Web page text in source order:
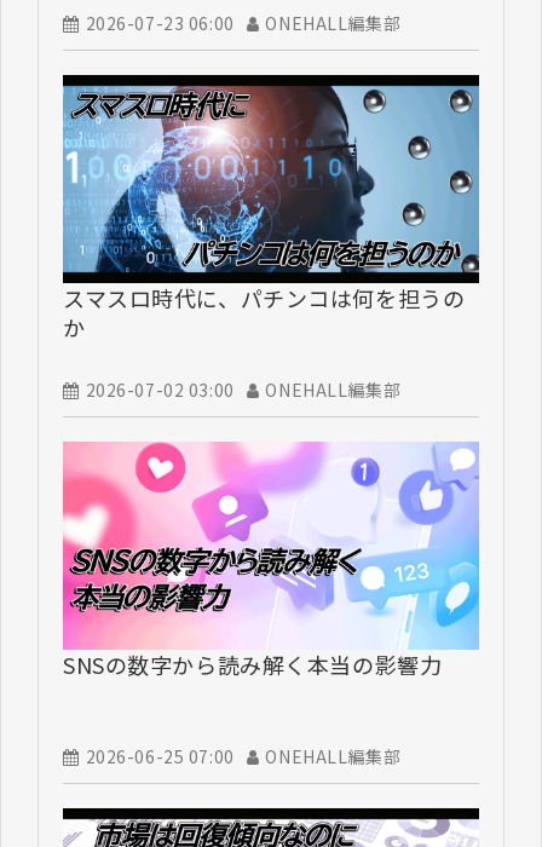
2026-07-23 06:00 ONEHALL編集部
スマスロ時代に、パチンコは何を担うの
か
2026-07-02 03:00 ONEHALL編集部
SNSの数字から読み解く本当の影響力
2026-06-25 07:00 ONEHALL編集部